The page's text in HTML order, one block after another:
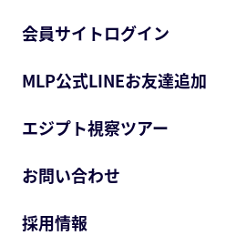
会員サイトログイン
MLP公式LINEお友達追加
エジプト視察ツアー
お問い合わせ
採用情報